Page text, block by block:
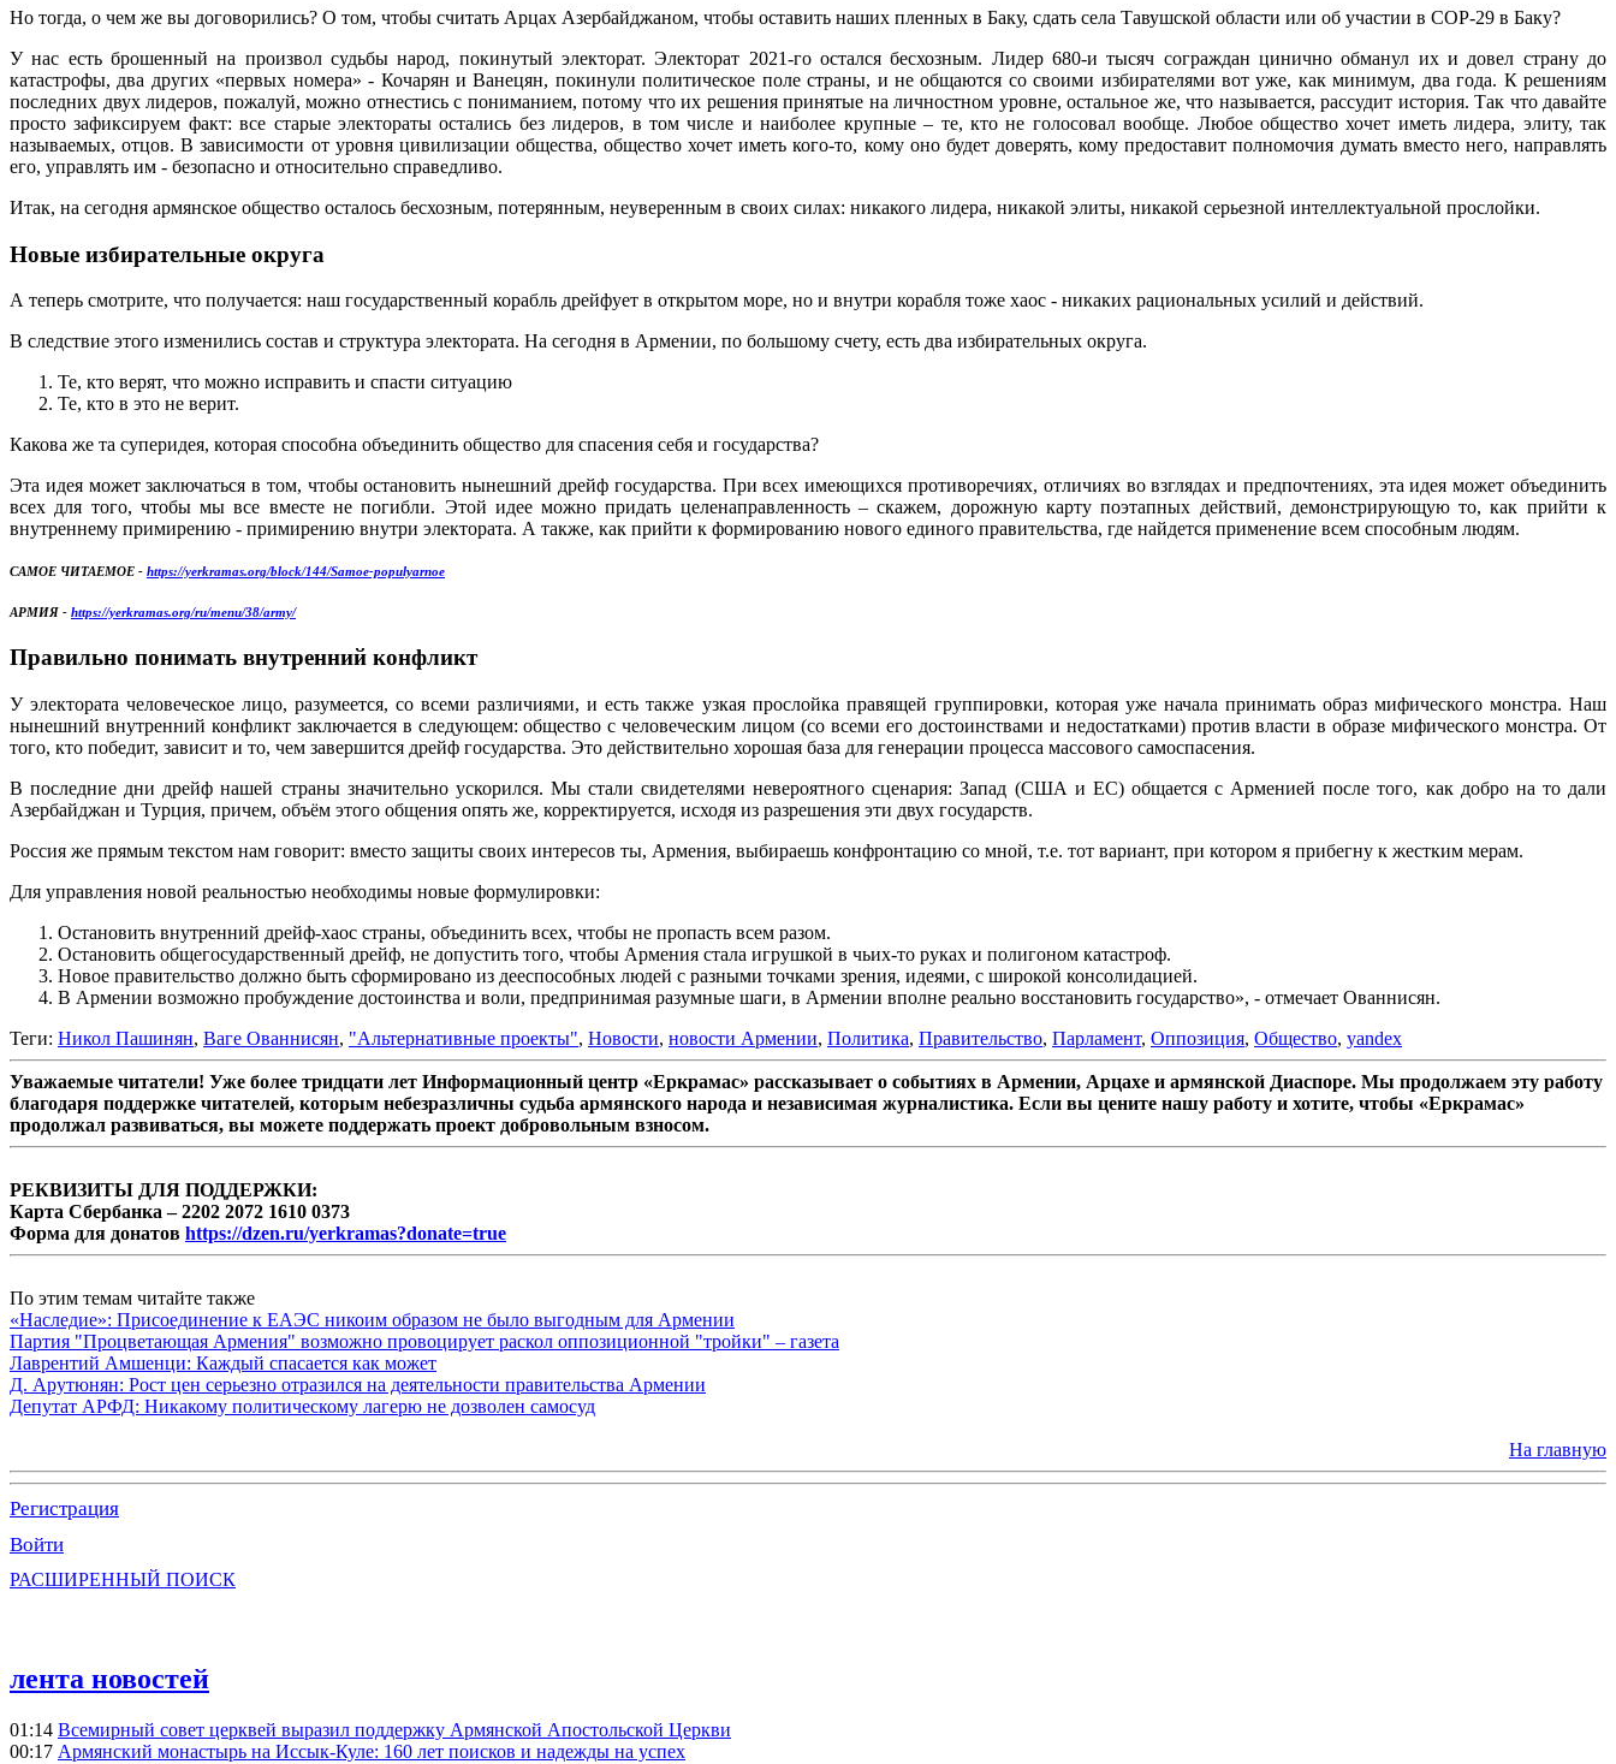
Но тогда, о чем же вы договорились? О том, чтобы считать Арцах Азербайджаном, чтобы оставить наших пленных в Баку, сдать села Тавушской области или об участии в СОР-29 в Баку?
У нас есть брошенный на произвол судьбы народ, покинутый электорат. Электорат 2021-го остался бесхозным. Лидер 680-и тысяч сограждан цинично обманул их и довел страну до
катастрофы, два других «первых номера» - Кочарян и Ванецян, покинули политическое поле страны, и не общаются со своими избирателями вот уже, как минимум, два года. К решениям
последних двух лидеров, пожалуй, можно отнестись с пониманием, потому что их решения принятые на личностном уровне, остальное же, что называется, рассудит история. Так что давайте
просто зафиксируем факт: все старые электораты остались без лидеров, в том числе и наиболее крупные – те, кто не голосовал вообще. Любое общество хочет иметь лидера, элиту, так
называемых, отцов. В зависимости от уровня цивилизации общества, общество хочет иметь кого-то, кому оно будет доверять, кому предоставит полномочия думать вместо него, направлять
его, управлять им - безопасно и относительно справедливо.
Итак, на сегодня армянское общество осталось бесхозным, потерянным, неуверенным в своих силах: никакого лидера, никакой элиты, никакой серьезной интеллектуальной прослойки.
Новые избирательные округа
А теперь смотрите, что получается: наш государственный корабль дрейфует в открытом море, но и внутри корабля тоже хаос - никаких рациональных усилий и действий.
В следствие этого изменились состав и структура электората. На сегодня в Армении, по большому счету, есть два избирательных округа.
Те, кто верят, что можно исправить и спасти ситуацию
Те, кто в это не верит.
Какова же та суперидея, которая способна объединить общество для спасения себя и государства?
Эта идея может заключаться в том, чтобы остановить нынешний дрейф государства. При всех имеющихся противоречиях, отличиях во взглядах и предпочтениях, эта идея может объединить
всех для того, чтобы мы все вместе не погибли. Этой идее можно придать целенаправленность – скажем, дорожную карту поэтапных действий, демонстрирующую то, как прийти к
внутреннему примирению - примирению внутри электората. А также, как прийти к формированию нового единого правительства, где найдется применение всем способным людям.
САМОЕ ЧИТАЕМОЕ - https://yerkramas.org/block/144/Samoe-populyarnoe
АРМИЯ - https://yerkramas.org/ru/menu/38/army/
Правильно понимать внутренний конфликт
У электората человеческое лицо, разумеется, со всеми различиями, и есть также узкая прослойка правящей группировки, которая уже начала принимать образ мифического монстра. Наш
нынешний внутренний конфликт заключается в следующем: общество с человеческим лицом (со всеми его достоинствами и недостатками) против власти в образе мифического монстра. От
того, кто победит, зависит и то, чем завершится дрейф государства. Это действительно хорошая база для генерации процесса массового самоспасения.
В последние дни дрейф нашей страны значительно ускорился. Мы стали свидетелями невероятного сценария: Запад (США и ЕС) общается с Арменией после того, как добро на то дали
Азербайджан и Турция, причем, объём этого общения опять же, корректируется, исходя из разрешения эти двух государств.
Россия же прямым текстом нам говорит: вместо защиты своих интересов ты, Армения, выбираешь конфронтацию со мной, т.е. тот вариант, при котором я прибегну к жестким мерам.
Для управления новой реальностью необходимы новые формулировки:
Остановить внутренний дрейф-хаос страны, объединить всех, чтобы не пропасть всем разом.
Остановить общегосударственный дрейф, не допустить того, чтобы Армения стала игрушкой в чьих-то руках и полигоном катастроф.
Новое правительство должно быть сформировано из дееспособных людей с разными точками зрения, идеями, с широкой консолидацией.
В Армении возможно пробуждение достоинства и воли, предпринимая разумные шаги, в Армении вполне реально восстановить государство», - отмечает Ованнисян.
Теги: Никол Пашинян, Ваге Ованнисян, "Альтернативные проекты", Новости, новости Армении, Политика, Правительство, Парламент, Оппозиция, Общество, yandex
Уважаемые читатели! Уже более тридцати лет Информационный центр «Еркрамас» рассказывает о событиях в Армении, Арцахе и армянской Диаспоре. Мы продолжаем эту работу
благодаря поддержке читателей, которым небезразличны судьба армянского народа и независимая журналистика. Если вы цените нашу работу и хотите, чтобы «Еркрамас»
продолжал развиваться, вы можете поддержать проект добровольным взносом.
РЕКВИЗИТЫ ДЛЯ ПОДДЕРЖКИ:
Карта Сбербанка – 2202 2072 1610 0373
Форма для донатов https://dzen.ru/yerkramas?donate=true
По этим темам читайте также
«Наследие»: Присоединение к ЕАЭС никоим образом не было выгодным для Армении
Партия "Процветающая Армения" возможно провоцирует раскол оппозиционной "тройки" – газета
Лаврентий Амшенци: Каждый спасается как может
Д. Арутюнян: Рост цен серьезно отразился на деятельности правительства Армении
Депутат АРФД: Никакому политическому лагерю не дозволен самосуд
На главную
Регистрация
Войти
РАСШИРЕННЫЙ ПОИСК
лента новостей
01:14 Всемирный совет церквей выразил поддержку Армянской Апостольской Церкви
00:17 Армянский монастырь на Иссык-Куле: 160 лет поисков и надежды на успех